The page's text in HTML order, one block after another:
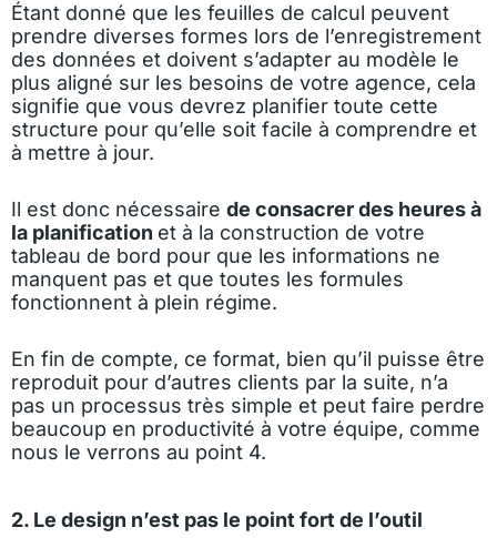
Étant donné que les feuilles de calcul peuvent
prendre diverses formes lors de l’enregistrement
des données et doivent s’adapter au modèle le
plus aligné sur les besoins de votre agence, cela
signifie que vous devrez planifier toute cette
structure pour qu’elle soit facile à comprendre et
à mettre à jour.
Il est donc nécessaire de consacrer des heures à
la planification et à la construction de votre
tableau de bord pour que les informations ne
manquent pas et que toutes les formules
fonctionnent à plein régime.
En fin de compte, ce format, bien qu’il puisse être
reproduit pour d’autres clients par la suite, n’a
pas un processus très simple et peut faire perdre
beaucoup en productivité à votre équipe, comme
nous le verrons au point 4.
2. Le design n’est pas le point fort de l’outil